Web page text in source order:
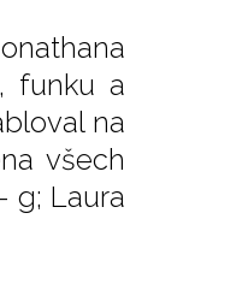
funku a
na
všech
g; Laura